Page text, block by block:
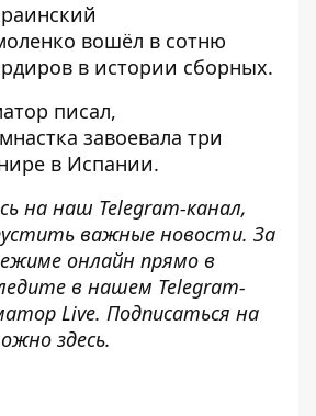
вошёл в сотню
в истории сборных.
писал,
завоевала три
в Испании.
на наш Telegram-канал,
важные новости. За
онлайн прямо в
в нашем Telegram-
Live. Подписаться на
здесь.